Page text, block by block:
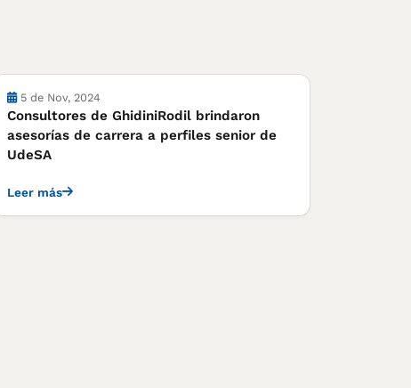
Notas
5 de Nov, 2024
Consultores de GhidiniRodil brindaron
asesorías de carrera a perfiles senior de
UdeSA
Leer más